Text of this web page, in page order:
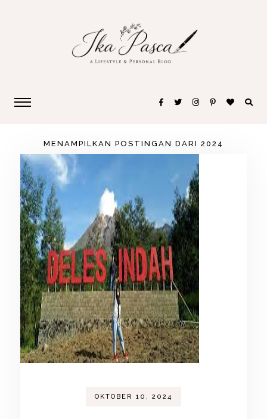
MENAMPILKAN POSTINGAN DARI 2024
OKTOBER 10, 2024